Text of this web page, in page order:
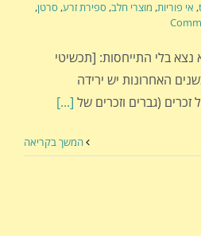
, אי פוריות, מוצרי חלב, ספירת זרע, סרטן,
נצא בלי התייחסות: [תכשיטי
האחרונות יש ירידה
(גברים וזכרים של [...]
המשך בקריאה